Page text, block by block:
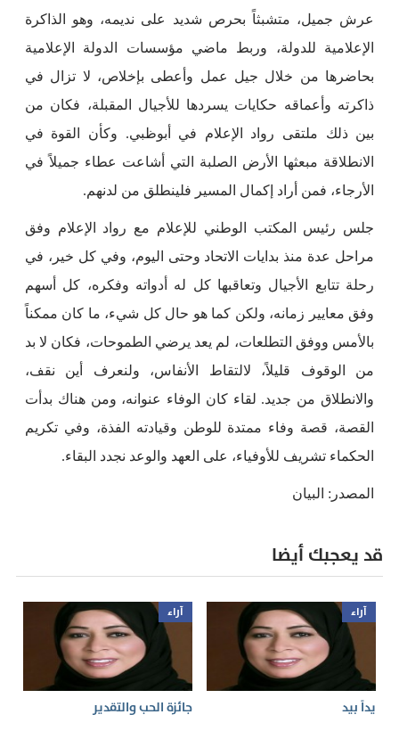
عرش جميل، متشبثاً بحرص شديد على نديمه، وهو الذاكرة
الإعلامية للدولة، وربط ماضي مؤسسات الدولة الإعلامية
بحاضرها من خلال جيل عمل وأعطى بإخلاص، لا تزال في
ذاكرته وأعماقه حكايات يسردها للأجيال المقبلة، فكان من
بين ذلك ملتقى رواد الإعلام في أبوظبي. وكأن القوة في
الانطلاقة مبعثها الأرض الصلبة التي أشاعت عطاء جميلاً في
الأرجاء، فمن أراد إكمال المسير فلينطلق من لدنهم.
جلس رئيس المكتب الوطني للإعلام مع رواد الإعلام وفق
مراحل عدة منذ بدايات الاتحاد وحتى اليوم، وفي كل خير، في
رحلة تتابع الأجيال وتعاقبها كل له أدواته وفكره، كل أسهم
وفق معايير زمانه، ولكن كما هو حال كل شيء، ما كان ممكناً
بالأمس ووفق التطلعات، لم يعد يرضي الطموحات، فكان لا بد
من الوقوف قليلاً، لالتقاط الأنفاس، ولنعرف أين نقف،
والانطلاق من جديد. لقاء كان الوفاء عنوانه، ومن هناك بدأت
القصة، قصة وفاء ممتدة للوطن وقيادته الفذة، وفي تكريم
الحكماء تشريف للأوفياء، على العهد والوعد نجدد البقاء.
المصدر: البيان
قد يعجبك أيضا
آراء
يداً بيد
آراء
جائزة الحب والتقدير